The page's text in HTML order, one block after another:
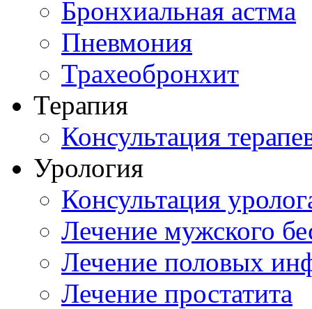
Бронхиальная астма
Пневмония
Трахеобронхит
Терапия
Консультация
Урология
Консультация
Лечение мужского
Лечение половых
Лечение простатита